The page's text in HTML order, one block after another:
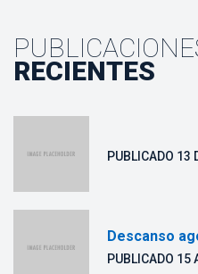
RECIENTES
PUBLICADO 13
Descanso
PUBLICADO 15